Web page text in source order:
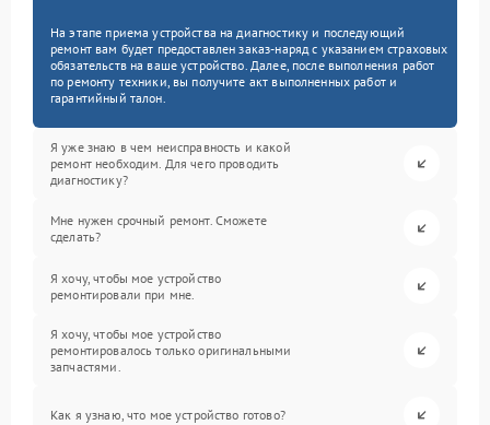
На этапе приема устройства на диагностику и последующий
ремонт вам будет предоставлен заказ-наряд с указанием страховых
обязательств на ваше устройство. Далее, после выполнения работ
по ремонту техники, вы получите акт выполненных работ и
гарантийный талон.
Я уже знаю в чем неисправность и какой
ремонт необходим. Для чего проводить
диагностику?
Мне нужен срочный ремонт. Сможете
сделать?
Я хочу, чтобы мое устройство
ремонтировали при мне.
Я хочу, чтобы мое устройство
ремонтировалось только оригинальными
запчастями.
Как я узнаю, что мое устройство готово?